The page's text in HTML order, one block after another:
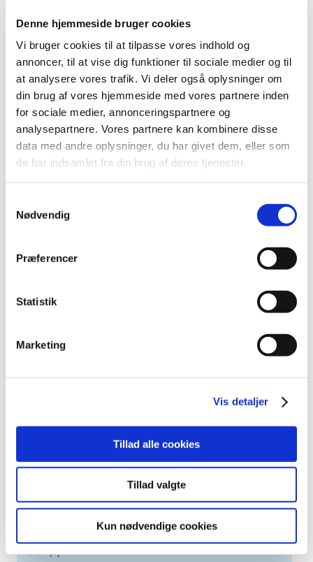
Denne hjemmeside bruger cookies
Vi bruger cookies til at tilpasse vores indhold og
annoncer, til at vise dig funktioner til sociale medier og til
at analysere vores trafik. Vi deler også oplysninger om
din brug af vores hjemmeside med vores partnere inden
for sociale medier, annonceringspartnere og
analysepartnere. Vores partnere kan kombinere disse
data med andre oplysninger, du har givet dem, eller som
de har indsamlet fra din brug af deres tjenester.
Nødvendig
Præferencer
Statistik
Marketing
Vis detaljer
Tillad alle cookies
Tillad valgte
Kun nødvendige cookies
2023 (195)
december (19)
november (30)
oktober (16)
september (12)
august (11)
juli (6)
juni (13)
maj (18)
april (13)
februar (17)
2022 (197)
2020 (263)
2016 (167)
2009 (14)
2007 (3)